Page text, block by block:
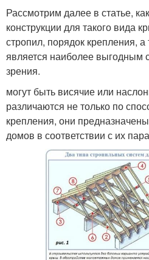
Рассмотрим далее в статье,
конструкции для такого вида
стропил, порядок крепления, а
является наиболее выгодным
зрения.
могут быть висячие или
различаются не только по
крепления, они
домов в соответствии с их